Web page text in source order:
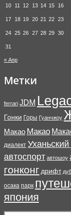
10 11 12 13 14 15 16
17 18 19 20 21 22 23
24 25 26 27 28 29 30
31
« Апр
Метки
ferrari JDM
Гонки Горы Гуанчжоу
Макао Макао
диалект
автоспорт автошоу
гонконг дрифт
осака парк
япония